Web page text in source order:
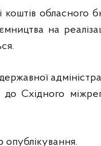
обласного
на
Східного